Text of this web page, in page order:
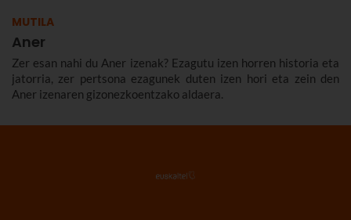
MUTILA
Aner
Zer esan nahi du Aner izenak? Ezagutu izen horren historia eta
jatorria, zer pertsona ezagunek duten izen hori eta zein den
Aner izenaren gizonezkoentzako aldaera.